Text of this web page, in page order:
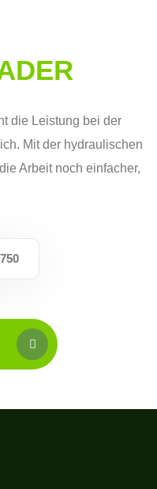
die Leistung bei der
Mit der hydraulischen
Arbeit noch einfacher,